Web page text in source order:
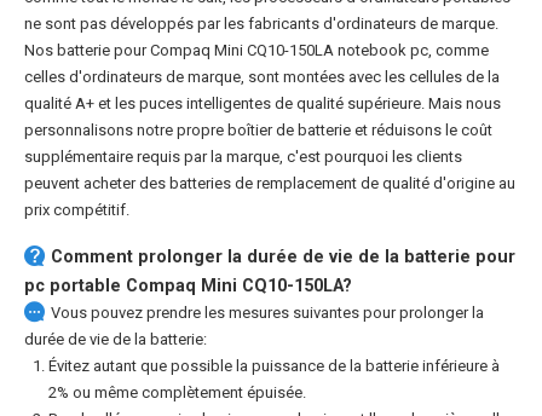
ne sont pas développés par les fabricants d'ordinateurs de marque.
Nos batterie pour Compaq Mini CQ10-150LA notebook pc , comme
celles d'ordinateurs de marque, sont montées avec les cellules de la
qualité A+ et les puces intelligentes de qualité supérieure. Mais nous
personnalisons notre propre boîtier de batterie et réduisons le coût
supplémentaire requis par la marque, c'est pourquoi les clients
peuvent acheter des batteries de remplacement de qualité d'origine au
prix compétitif.
Comment prolonger la durée de vie de la batterie pour
pc portable Compaq Mini CQ10-150LA?
Vous pouvez prendre les mesures suivantes pour prolonger la
durée de vie de la batterie:
Évitez autant que possible la puissance de la batterie inférieure à
2% ou même complètement épuisée.